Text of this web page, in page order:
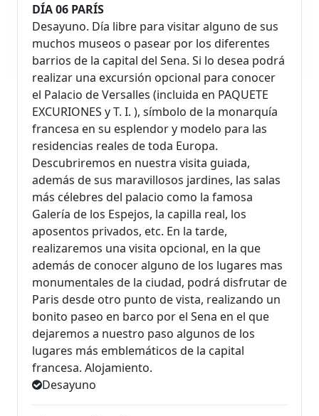
DÍA 06 PARÍS
Desayuno. Día libre para visitar alguno de sus
muchos museos o pasear por los diferentes
barrios de la capital del Sena. Si lo desea podrá
realizar una excursión opcional para conocer
el Palacio de Versalles (incluida en PAQUETE
EXCURIONES y T. I. ), símbolo de la monarquía
francesa en su esplendor y modelo para las
residencias reales de toda Europa.
Descubriremos en nuestra visita guiada,
además de sus maravillosos jardines, las salas
más célebres del palacio como la famosa
Galería de los Espejos, la capilla real, los
aposentos privados, etc. En la tarde,
realizaremos una visita opcional, en la que
además de conocer alguno de los lugares mas
monumentales de la ciudad, podrá disfrutar de
Paris desde otro punto de vista, realizando un
bonito paseo en barco por el Sena en el que
dejaremos a nuestro paso algunos de los
lugares más emblemáticos de la capital
francesa. Alojamiento.
Desayuno